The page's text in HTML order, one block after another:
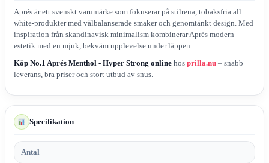
Aprés är ett svenskt varumärke som fokuserar på stilrena, tobaksfria all
white-produkter med välbalanserade smaker och genomtänkt design. Med
inspiration från skandinavisk minimalism kombinerar Aprés modern
estetik med en mjuk, bekväm upplevelse under läppen.
Köp No.1 Aprés Menthol - Hyper Strong online hos prilla.nu – snabb
leverans, bra priser och stort utbud av snus.
Specifikation
Antal